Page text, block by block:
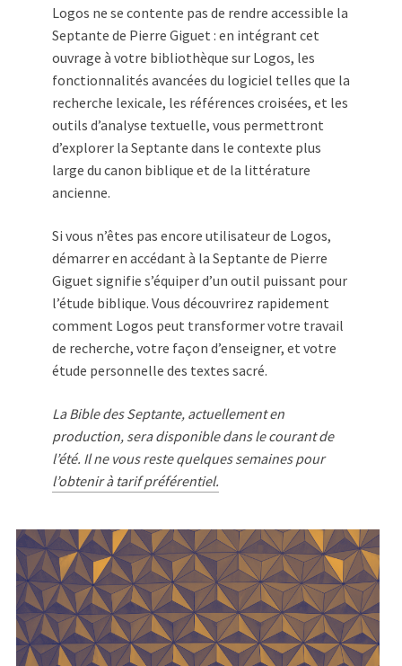
Logos ne se contente pas de rendre accessible la
Septante de Pierre Giguet : en intégrant cet
ouvrage à votre bibliothèque sur Logos, les
fonctionnalités avancées du logiciel telles que la
recherche lexicale, les références croisées, et les
outils d’analyse textuelle, vous permettront
d’explorer la Septante dans le contexte plus
large du canon biblique et de la littérature
ancienne.
Si vous n’êtes pas encore utilisateur de Logos,
démarrer en accédant à la Septante de Pierre
Giguet signifie s’équiper d’un outil puissant pour
l’étude biblique. Vous découvrirez rapidement
comment Logos peut transformer votre travail
de recherche, votre façon d’enseigner, et votre
étude personnelle des textes sacré.
La Bible des Septante, actuellement en
production, sera disponible dans le courant de
l’été. Il ne vous reste quelques semaines pour
l’obtenir à tarif préférentiel.